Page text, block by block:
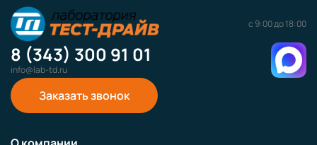
с 9:00 до 18:00
8 (343) 300 91 01
info@lab-td.ru
Заказать звонок